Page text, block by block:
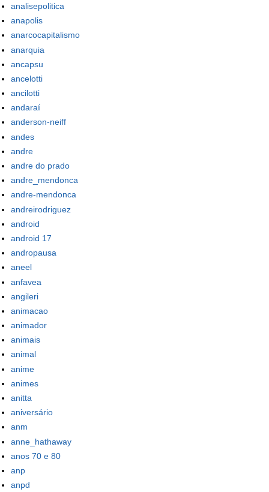
analisepolitica
anapolis
anarcocapitalismo
anarquia
ancapsu
ancelotti
ancilotti
andaraí
anderson-neiff
andes
andre
andre do prado
andre_mendonca
andre-mendonca
andreirodriguez
android
android 17
andropausa
aneel
anfavea
angileri
animacao
animador
animais
animal
anime
animes
anitta
aniversário
anm
anne_hathaway
anos 70 e 80
anp
anpd